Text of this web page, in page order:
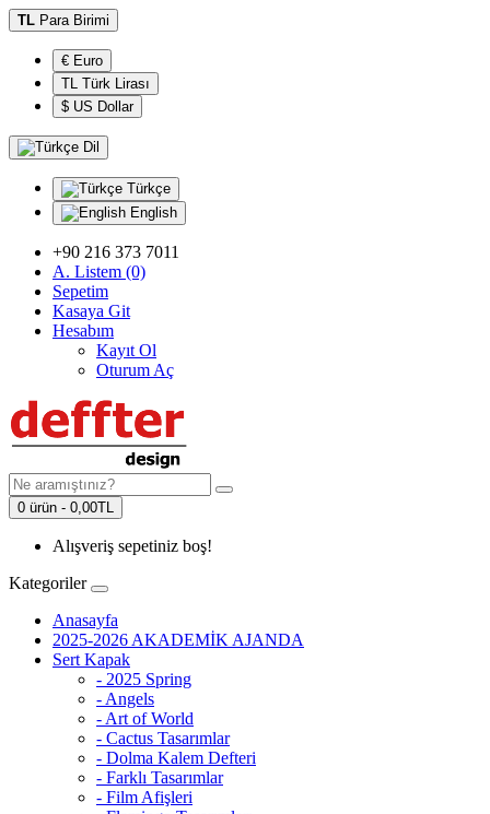
TL Para Birimi
€ Euro
TL Türk Lirası
$ US Dollar
Dil
Türkçe
English
+90 216 373 7011
A. Listem (0)
Sepetim
Kasaya Git
Hesabım
Kayıt Ol
Oturum Aç
0 ürün - 0,00TL
Alışveriş sepetiniz boş!
Kategoriler
Anasayfa
2025-2026 AKADEMİK AJANDA
Sert Kapak
- 2025 Spring
- Angels
- Art of World
- Cactus Tasarımlar
- Dolma Kalem Defteri
- Farklı Tasarımlar
- Film Afişleri